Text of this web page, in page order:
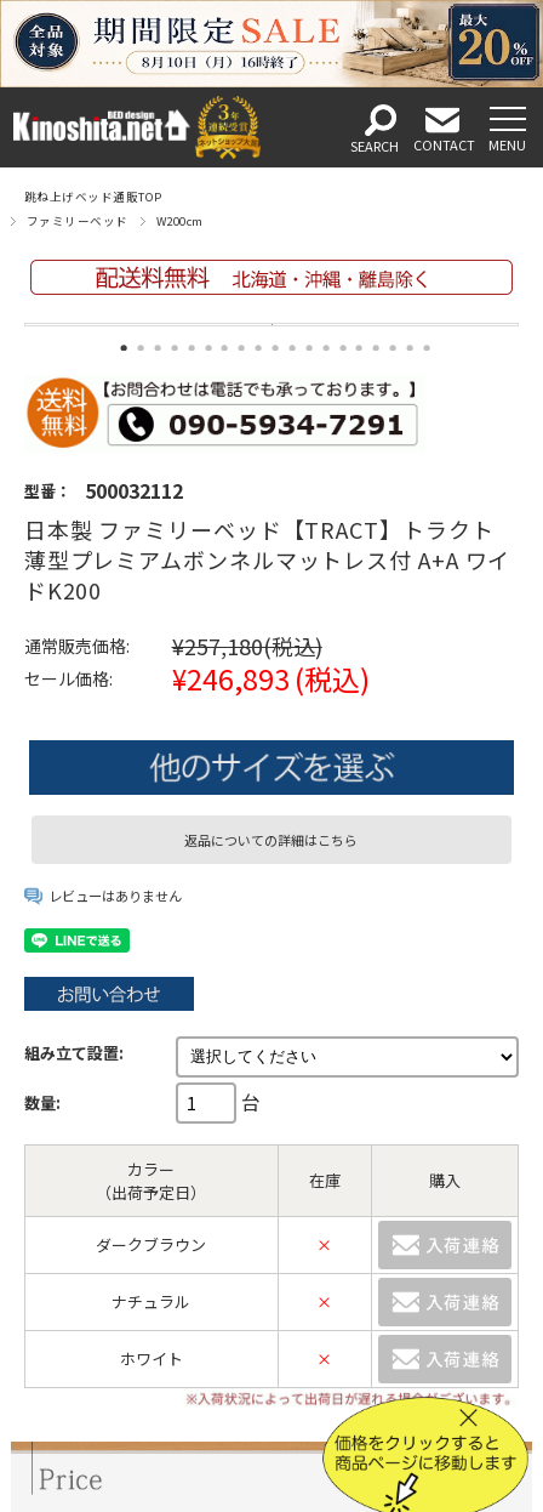
跳ね上げベッド通販TOP
ファミリーベッド
W200cm
型番： 500032112
日本製 ファミリーベッド【TRACT】トラクト
薄型プレミアムボンネルマットレス付 A+A ワイ
ドK200
通常販売価格: ¥257,180(税込)
セール価格: ¥246,893 (税込)
返品についての詳細はこちら
レビューはありません
組み立て設置:
数量: 台
カラー
（出荷予定日）
在庫 購入
ダークブラウン ×
ナチュラル ×
ホワイト ×